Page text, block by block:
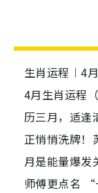
生肖运程︱4
4月生肖运程
历三月，适逢
正悄悄洗牌！
月是能量爆发
师傅更点名